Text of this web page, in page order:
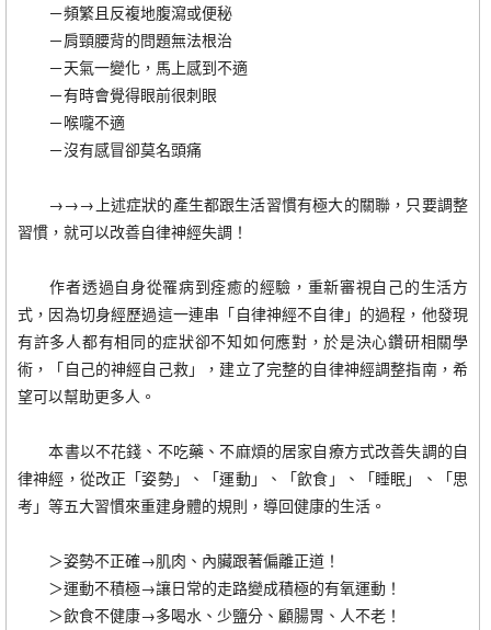
－頻繁且反複地腹瀉或便秘
－肩頸腰背的問題無法根治
－天氣一變化，馬上感到不適
－有時會覺得眼前很刺眼
－喉嚨不適
－沒有感冒卻莫名頭痛
→→→上述症狀的產生都跟生活習慣有極大的關聯，只要調整
習慣，就可以改善自律神經失調！
作者透過自身從罹病到痊癒的經驗，重新審視自己的生活方
式，因為切身經歷過這一連串「自律神經不自律」的過程，他發現
有許多人都有相同的症狀卻不知如何應對，於是決心鑽研相關學
術，「自己的神經自己救」，建立了完整的自律神經調整指南，希
望可以幫助更多人。
本書以不花錢、不吃藥、不麻煩的居家自療方式改善失調的自
律神經，從改正「姿勢」、「運動」、「飲食」、「睡眠」、「思
考」等五大習慣來重建身體的規則，導回健康的生活。
＞姿勢不正確→肌肉、內臟跟著偏離正道！
＞運動不積極→讓日常的走路變成積極的有氧運動！
＞飲食不健康→多喝水、少鹽分、顧腸胃、人不老！